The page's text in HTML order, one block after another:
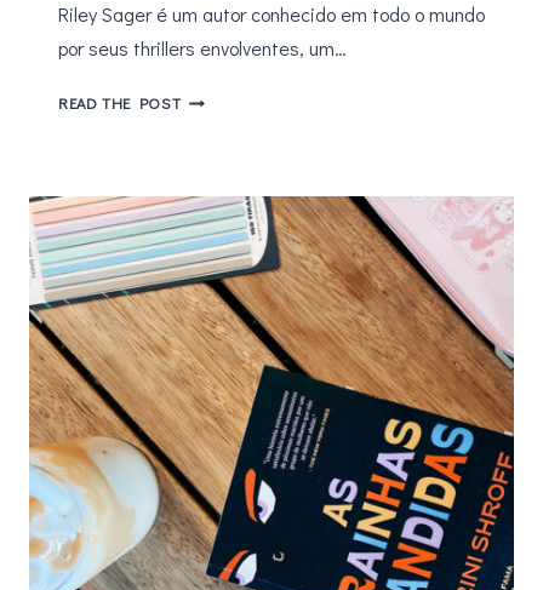
Riley Sager é um autor conhecido em todo o mundo
por seus thrillers envolventes, um…
READ THE POSTNO
THRILLER
SOBRENATURAL
NA
NEW
JERSEY
DOS
ANOS
1990